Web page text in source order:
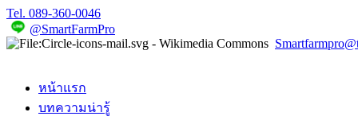
Tel. 089-360-0046
@SmartFarmPro
หน้าแรก
บทความน่ารู้